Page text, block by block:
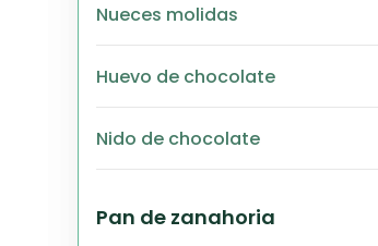
Nueces molidas
Huevo de chocolate
Nido de chocolate
Pan de zanahoria